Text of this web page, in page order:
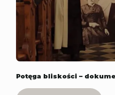
Potęga bliskości –